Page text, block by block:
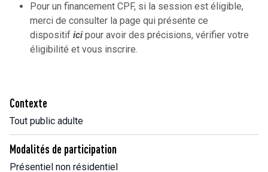
Contexte
Tout public adulte
Modalités de participation
Présentiel non résidentiel
Pour un financement CPF, si la session est éligible,
merci de consulter la page qui présente ce
dispositif icipour avoir des précisions, vérifier votre
éligibilité et vous inscrire.